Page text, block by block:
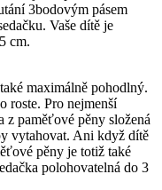
3bodovým pásem
Vaše dítě je
cm.
maximálně pohodlný.
roste. Pro nejmenší
z paměťové pěny složená
vytahovat. Ani když dítě
pěny je totiž také
polohovatelná do 3